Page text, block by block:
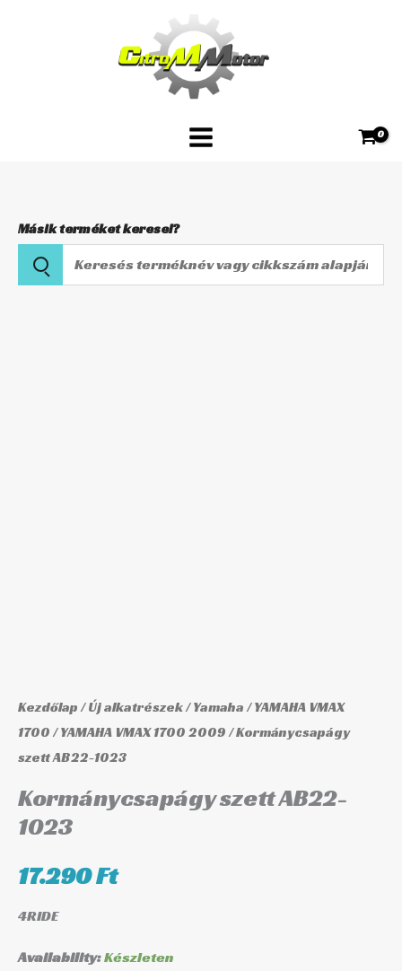
Másik terméket keresel?
Keresés
terméknév
Kezdőlap/Új alkatrészek/Yamaha/YAMAHA VMAX
1700/YAMAHA VMAX 1700 2009/ Kormánycsapágy
szett AB22-1023
Kormánycsapágy szett AB22-
1023
17.290Ft
4RIDE
Availability:Készleten